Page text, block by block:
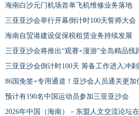
海南白沙元门机场首单飞机维修业务落地
三亚亚沙会举行开幕倒计时100天誓师大会
海南自贸港建设促保税租赁业务持续发展
三亚亚沙会将推出“观赛+漫游”全岛精品线
三亚亚沙会倒计时100天 筹备工作进入冲
86国免签+专用通道！亚沙会人员通关更加
预计有190名中国运动员参加三亚亚沙会
2026年中国（海南）－东盟人文交流论坛